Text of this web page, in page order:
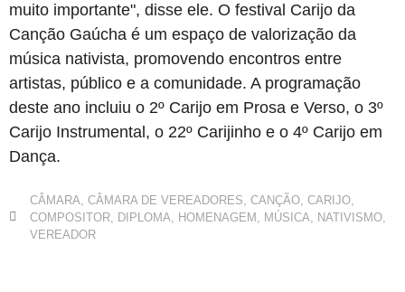
muito importante", disse ele. O festival Carijo da
Canção Gaúcha é um espaço de valorização da
música nativista, promovendo encontros entre
artistas, público e a comunidade. A programação
deste ano incluiu o 2º Carijo em Prosa e Verso, o 3º
Carijo Instrumental, o 22º Carijinho e o 4º Carijo em
Dança.
CÂMARA CÂMARA DE VEREADORES CANÇÃO CARIJO
COMPOSITOR DIPLOMA HOMENAGEM MÚSICA NATIVISMO
VEREADOR